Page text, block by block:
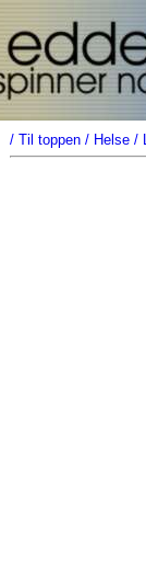
/ Til toppen / Helse /